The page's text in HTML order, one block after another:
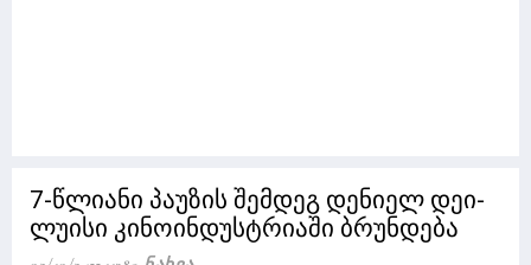
7-წლიანი პაუზის შემდეგ დენიელ დეი-
ლუისი კინოინდუსტრიაში ბრუნდება